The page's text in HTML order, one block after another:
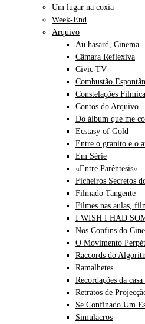
Um lugar na coxia
Week-End
Arquivo
Au hasard, Cinema
Câmara Reflexiva
Civic TV
Combustão
Constelações
Contos do Arquivo
Do álbum que me
Ecstasy of Gold
Entre o granito e o
Em Série
«Entre Parêntesis»
Ficheiros Secretos
Filmado Tangente
Filmes nas aulas,
I WISH I HAD
Nos Confins do
O Movimento
Raccords do
Ramalhetes
Recordações da
Retratos de
Se Confinado Um
Simulacros